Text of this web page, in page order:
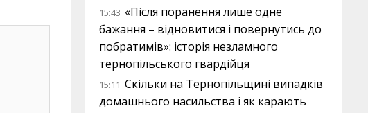
15:43 «Після поранення лише одне
бажання – відновитися і повернутись до
побратимів»: історія незламного
тернопільського гвардійця
15:11 Скільки на Тернопільщині випадків
домашнього насильства і як карають